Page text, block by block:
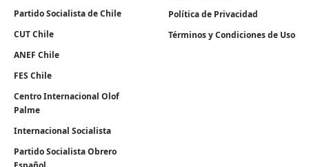
Partido Socialista de Chile
CUT Chile
ANEF Chile
FES Chile
Centro Internacional Olof
Palme
Internacional Socialista
Partido Socialista Obrero
Política de Privacidad
Términos y Condiciones de Uso